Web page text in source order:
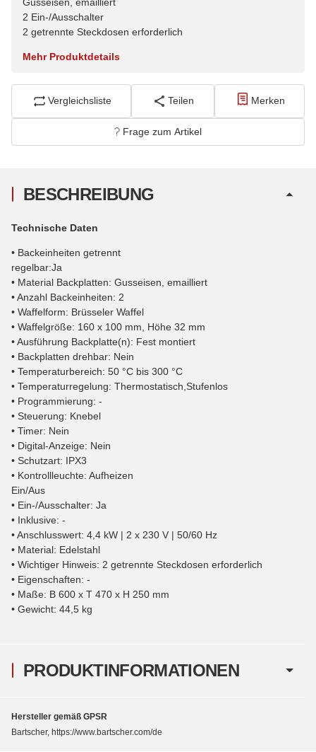
2 Ein-/Ausschalter
2 getrennte Steckdosen erforderlich
Mehr Produktdetails
Vergleichsliste Teilen Merken
Frage zum Artikel
PRODUKTINFORMATIONEN
BESCHREIBUNG
Technische Daten
• Backeinheiten getrennt
regelbar:Ja
• Material Backplatten: Gusseisen, emailliert
• Anzahl Backeinheiten: 2
• Waffelform: Brüsseler Waffel
• Waffelgröße: 160 x 100 mm, Höhe 32 mm
• Ausführung Backplatte(n): Fest montiert
• Backplatten drehbar: Nein
• Temperaturbereich: 50 °C bis 300 °C
• Temperaturregelung: Thermostatisch,Stufenlos
• Programmierung: -
• Steuerung: Knebel
• Timer: Nein
• Digital-Anzeige: Nein
• Schutzart: IPX3
• Kontrollleuchte: Aufheizen
Ein/Aus
• Ein-/Ausschalter: Ja
• Inklusive: -
• Anschlusswert: 4,4 kW | 2 x 230 V | 50/60 Hz
• Material: Edelstahl
• Wichtiger Hinweis: 2 getrennte Steckdosen erforderlich
• Eigenschaften: -
• Maße: B 600 x T 470 x H 250 mm
• Gewicht: 44,5 kg
Hersteller gemäß GPSR
Bartscher, https://www.bartscher.com/de